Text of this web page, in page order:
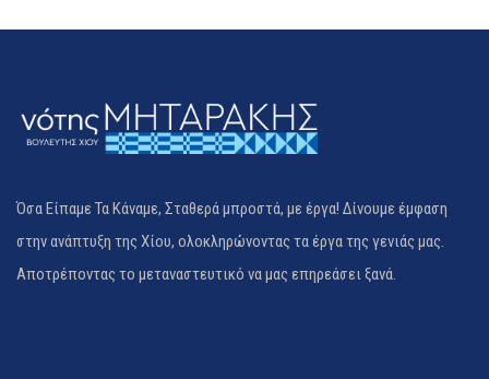
Όσα Είπαμε Τα Κάναμε, Σταθερά μπροστά, με έργα! Δίνουμε έμφαση
στην ανάπτυξη της Χίου, ολοκληρώνοντας τα έργα της γενιάς μας.
Αποτρέποντας το μεταναστευτικό να μας επηρεάσει ξανά.